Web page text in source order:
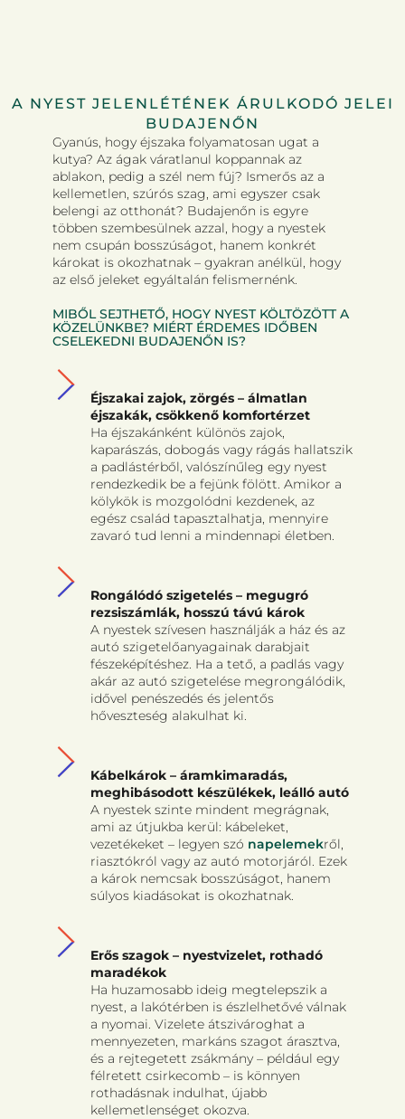
A NYEST JELENLÉTÉNEK ÁRULKODÓ JELEI
BUDAJENŐN
Gyanús, hogy éjszaka folyamatosan ugat a
kutya? Az ágak váratlanul koppannak az
ablakon, pedig a szél nem fúj? Ismerős az a
kellemetlen, szúrós szag, ami egyszer csak
belengi az otthonát? Budajenőn is egyre
többen szembesülnek azzal, hogy a nyestek
nem csupán bosszúságot, hanem konkrét
károkat is okozhatnak – gyakran anélkül, hogy
az első jeleket egyáltalán felismernénk.
MIBŐL SEJTHETŐ, HOGY NYEST KÖLTÖZÖTT A
KÖZELÜNKBE? MIÉRT ÉRDEMES IDŐBEN
CSELEKEDNI BUDAJENŐN IS?
Éjszakai zajok, zörgés – álmatlan
éjszakák, csökkenő komfortérzet
Ha éjszakánként különös zajok,
kaparászás, dobogás vagy rágás hallatszik
a padlástérből, valószínűleg egy nyest
rendezkedik be a fejünk fölött. Amikor a
kölykök is mozgolódni kezdenek, az
egész család tapasztalhatja, mennyire
zavaró tud lenni a mindennapi életben.
Rongálódó szigetelés – megugró
rezsiszámlák, hosszú távú károk
A nyestek szívesen használják a ház és az
autó szigetelőanyagainak darabjait
fészeképítéshez. Ha a tető, a padlás vagy
akár az autó szigetelése megrongálódik,
idővel penészedés és jelentős
hőveszteség alakulhat ki.
Kábelkárok – áramkimaradás,
meghibásodott készülékek, leálló autó
A nyestek szinte mindent megrágnak,
ami az útjukba kerül: kábeleket,
vezetékeket – legyen szó napelemekről,
riasztókról vagy az autó motorjáról. Ezek
a károk nemcsak bosszúságot, hanem
súlyos kiadásokat is okozhatnak.
Erős szagok – nyestvizelet, rothadó
maradékok
Ha huzamosabb ideig megtelepszik a
nyest, a lakótérben is észlelhetővé válnak
a nyomai. Vizelete átszivároghat a
mennyezeten, markáns szagot árasztva,
és a rejtegetett zsákmány – például egy
félretett csirkecomb – is könnyen
rothadásnak indulhat, újabb
kellemetlenséget okozva.